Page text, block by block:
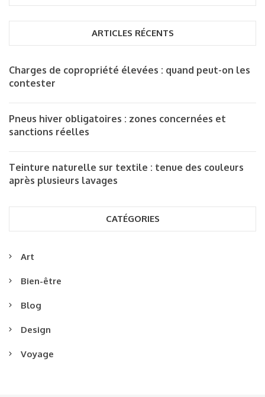
ARTICLES RÉCENTS
Charges de copropriété élevées : quand peut-on les
contester
Pneus hiver obligatoires : zones concernées et
sanctions réelles
Teinture naturelle sur textile : tenue des couleurs
après plusieurs lavages
CATÉGORIES
Art
Bien-être
Blog
Design
Voyage